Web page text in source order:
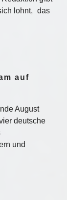
lohnt, das
auf
August
deutsche
und